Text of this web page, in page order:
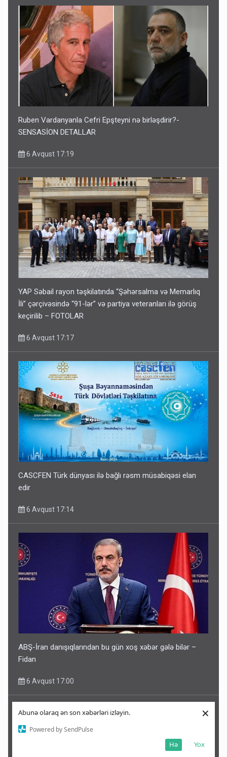
Abunə olaraq ən son xəbərləri izləyin.
Powered by SendPulse
Yox
Hə
×
Ruben Vardanyanla Cefri Epşteyni nə birləşdirir?-
SENSASİON DETALLAR
6 Avqust 17:19
YAP Səbail rayon təşkilatında “Şəhərsalma və Memarlıq
İli” çərçivəsində “91-lər” və partiya veteranları ilə görüş
keçirilib – FOTOLAR
6 Avqust 17:17
CASCFEN Türk dünyası ilə bağlı rəsm müsabiqəsi elan
edir
6 Avqust 17:14
ABŞ-İran danışıqlarından bu gün xoş xəbər gələ bilər –
Fidan
6 Avqust 17:00